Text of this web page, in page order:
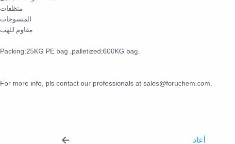
منظفات
المنسوجات
مقاوم للهب
Packing:25KG PE bag ,palletized;600KG bag.
For more info, pls contact our professionals at sales@foruchem.com.
أعاد